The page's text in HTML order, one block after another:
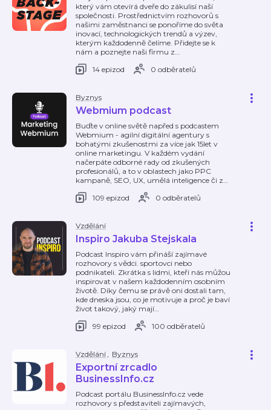
který vám otevírá dveře do zákulisí naší
společnosti. Prostřednictvím rozhovorů s
našimi zaměstnanci se ponoříme do světa
inovací, technologických trendů a výzev,
kterým každodenně čelíme. Přidejte se k
nám a poznejte naši firmu z…
14 epizod
0 odběratelů
Byznys
Webmium podcast
Buďte v online světě napřed s podcastem
Webmium - agilní digitální agentury s
bohatými zkušenostmi za více jak 15let v
online marketingu. V každém vydání
načerpáte odborné rady od zkušených
profesionálů, a to v oblastech jako PPC
kampaně, SEO, UX, umělá inteligence či z…
109 epizod
0 odběratelů
Vzdělání
Inspiro Jakuba Stejskala
Podcast Inspiro vám přináší zajímavé
rozhovory s vědci. sportovci nebo
podnikateli. Zkrátka s lidmi, kteří nás můžou
inspirovat v našem každodenním osobním
životě. Díky čemu se právě oni dostali tam,
kde dneska jsou, co je motivuje a proč je baví
život takový, jaký mají…
99 epizod
100 odběratelů
Vzdělání, Byznys
Exportní zrcadlo
BusinessInfo.cz
Podcast portálu BusinessInfo.cz vede
rozhovory s představiteli zajímavých,